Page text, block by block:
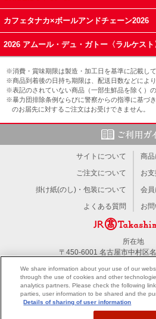
カフェタナカ×ボールアンドチェーン2026
2026 アムール・デュ・ガトー〈ラルケスト
※消費・賞味期限は製造・加工日を基準に記載して
※商品到着後の日持ち期限は、配送日数などにより
※表記のされていない商品（一部生鮮品を除く）
※暴力団排除条例ならびに警察からの指導に基づ
のお届先に対するご注文はお受けできません。
サイトについて
商
ご注文について
お
掛け紙(のし)・包装について
会
よくある質問
お
所在地
〒450-6001 名古屋市中村区
PC版を見る
We share information about your use of our
through the use of cookies and other
analytics partners. Please check the following
parties, user information to be shared and the
Details of sharing of user information